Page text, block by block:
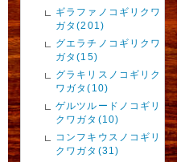
ギラファノコギリクワ
ガタ(201)
グエラチノコギリクワ
ガタ(15)
グラキリスノコギリク
ワガタ(10)
ゲルツルードノコギリ
クワガタ(10)
コンフキウスノコギリ
クワガタ(31)